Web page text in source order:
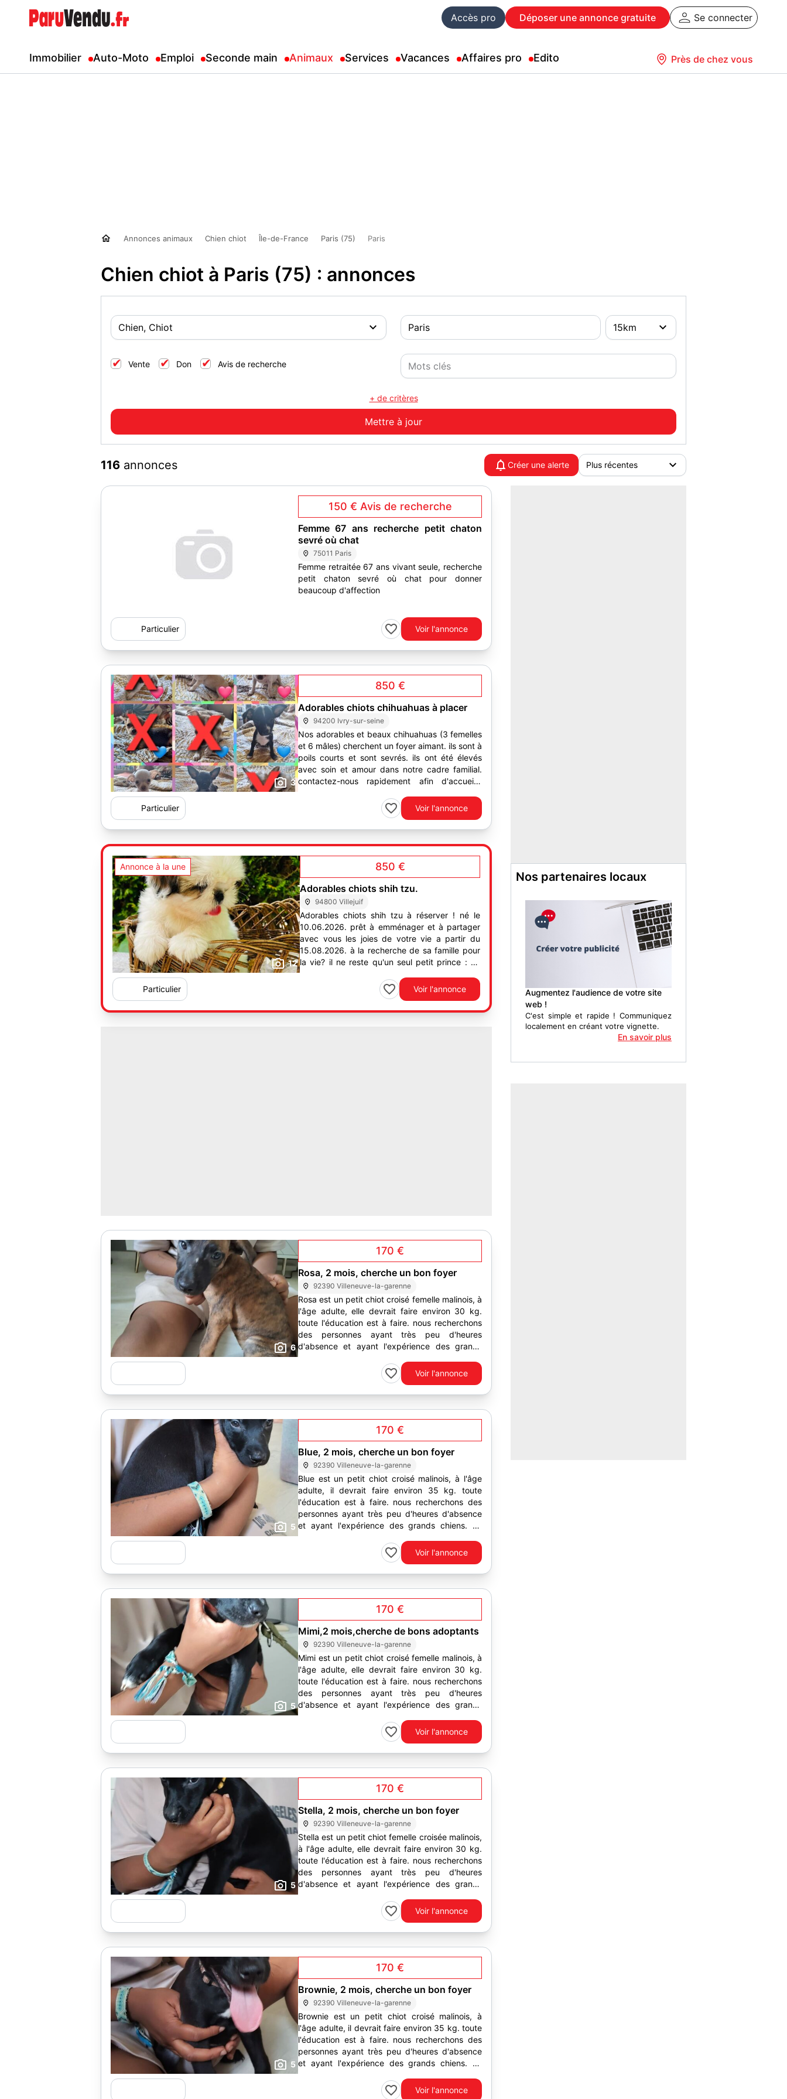
Accès pro Déposer une annonce gratuite Se connecter
Immobilier Auto-Moto Emploi Seconde main Animaux Services Vacances Affaires pro Edito Près de chez vous
Annonces animaux Chien chiot Île-de-France Paris (75) Paris
Chien chiot à Paris (75) : annonces
Vente Don Avis de recherche
+ de critères
116 annonces Créer une alerte
150 € Avis de recherche
Femme 67 ans recherche petit chaton
sevré où chat
75011 Paris
Femme retraitée 67 ans vivant seule, recherche
petit chaton sevré où chat pour donner
beaucoup d'affection
Particulier Voir l'annonce
3
850 €
Adorables chiots chihuahuas à placer
94200 Ivry-sur-seine
Nos adorables et beaux chihuahuas (3 femelles
et 6 mâles) cherchent un foyer aimant. ils sont à
poils courts et sont sevrés. ils ont été élevés
avec soin et amour dans notre cadre familial.
contactez-nous rapidement afin d'accueillir
Particulier
Voir l'annonce
Annonce à la une
12
850 €
Adorables chiots shih tzu.
94800 Villejuif
Adorables chiots shih tzu à réserver ! né le
10.06.2026. prêt à emménager et à partager
avec vous les joies de votre vie a partir du
15.08.2026. à la recherche de sa famille pour
la vie? il ne reste qu'un seul petit prince : un
Particulier
Voir l'annonce
6
170 €
Rosa, 2 mois, cherche un bon foyer
92390 Villeneuve-la-garenne
Rosa est un petit chiot croisé femelle malinois, à
l'âge adulte, elle devrait faire environ 30 kg.
toute l'éducation est à faire. nous recherchons
des personnes ayant très peu d'heures
d'absence et ayant l'expérience des grands
Voir l'annonce
5
170 €
Blue, 2 mois, cherche un bon foyer
92390 Villeneuve-la-garenne
Blue est un petit chiot croisé malinois, à l'âge
adulte, il devrait faire environ 35 kg. toute
l'éducation est à faire. nous recherchons des
personnes ayant très peu d'heures d'absence
et ayant l'expérience des grands chiens. un
Voir l'annonce
5
170 €
Mimi,2 mois,cherche de bons adoptants
92390 Villeneuve-la-garenne
Mimi est un petit chiot croisé femelle malinois, à
l'âge adulte, elle devrait faire environ 30 kg.
toute l'éducation est à faire. nous recherchons
des personnes ayant très peu d'heures
d'absence et ayant l'expérience des grands
Voir l'annonce
5
170 €
Stella, 2 mois, cherche un bon foyer
92390 Villeneuve-la-garenne
Stella est un petit chiot femelle croisée malinois,
à l'âge adulte, elle devrait faire environ 30 kg.
toute l'éducation est à faire. nous recherchons
des personnes ayant très peu d'heures
d'absence et ayant l'expérience des grands
Voir l'annonce
5
170 €
Brownie, 2 mois, cherche un bon foyer
92390 Villeneuve-la-garenne
Brownie est un petit chiot croisé malinois, à
l'âge adulte, il devrait faire environ 35 kg. toute
l'éducation est à faire. nous recherchons des
personnes ayant très peu d'heures d'absence
et ayant l'expérience des grands chiens. un
Voir l'annonce
Nos partenaires locaux
Augmentez l'audience de votre site
web !
C'est simple et rapide ! Communiquez
localement en créant votre vignette.
En savoir plus